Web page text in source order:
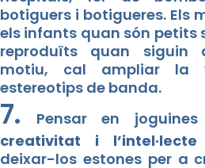
botiguers i botigueres. Els
els infants quan són petits
reproduïts quan siguin
motiu, cal ampliar la
estereotips de banda.
7. Pensar en
creativitat i
deixar-los estones per a